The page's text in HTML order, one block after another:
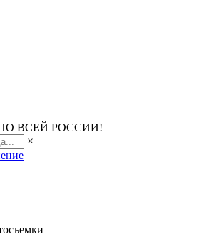
ВСЕЙ РОССИИ!
×